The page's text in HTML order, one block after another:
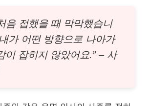
음 접했을 때 막막했습니
가 어떤 방향으로 나아가
이 잡히지 않았어요.” – 사